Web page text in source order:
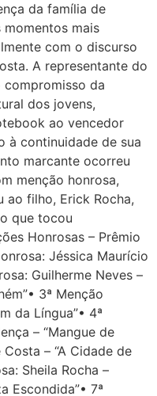
da família de
mais
com o discurso
A representante do
da
dos jovens,
ao vencedor
à continuidade de sua
marcante ocorreu
menção honrosa,
ao filho, Erick Rocha,
que tocou
Honrosas – Prêmio
Jéssica Maurício
Guilherme Neves –
3ª Menção
da Língua”• 4ª
– “Mangue de
– “A Cidade de
Sheila Rocha –
Escondida”• 7ª